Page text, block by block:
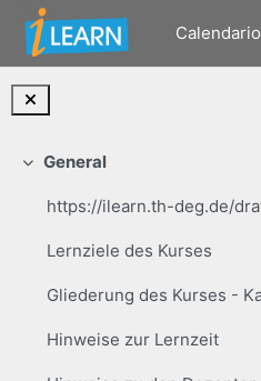
Salta al contenido principal
Calendario
Colapsar
General
Lernziele des Kurses
Hinweise zur Lernzeit